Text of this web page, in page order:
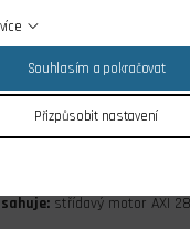
2814/10 V2 Long je
ale po dokoupení příslušné
Při přední montáži za čelo
zasahují do čela motoru
by měla být ze 4 mm
střídavý motor AXI
Souhlasím a pokračovat
Přizpůsobit nastavení